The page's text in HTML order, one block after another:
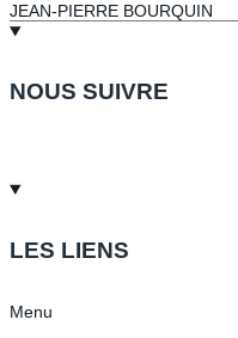
JEAN-PIERRE BOURQUIN
NOUS SUIVRE
LES LIENS
Menu